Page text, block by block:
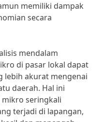
memiliki dampak
secara
mendalam
di pasar lokal dapat
lebih akurat mengenai
daerah. Hal ini
seringkali
terjadi di lapangan,